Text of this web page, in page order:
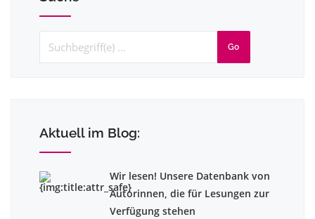
Go
Aktuell im Blog:
Wir lesen! Unsere Datenbank von
Autorinnen, die für Lesungen zur
Verfügung stehen